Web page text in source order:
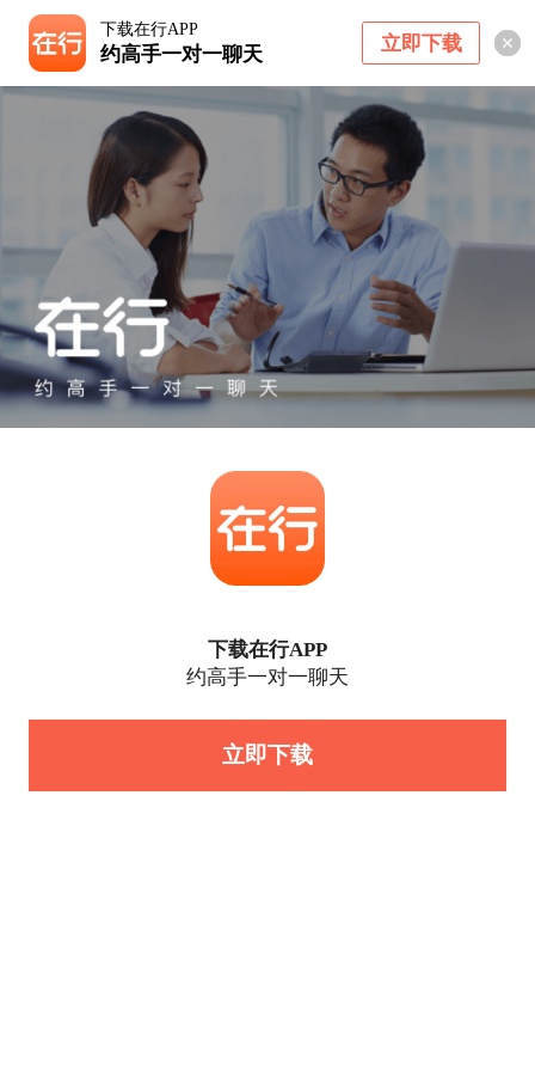
下载在行APP
约高手一对一聊天 立即下载
下载在行APP
约高手一对一聊天
立即下载